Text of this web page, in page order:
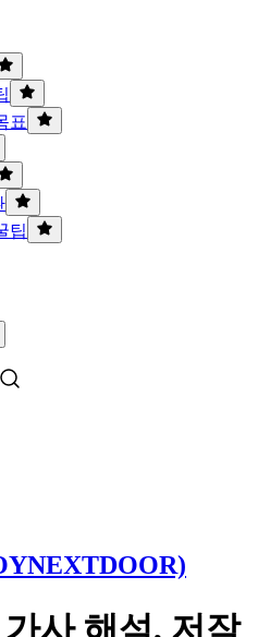
표
팁
사 해석, 저작